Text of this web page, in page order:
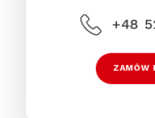
+48
ZAMÓW